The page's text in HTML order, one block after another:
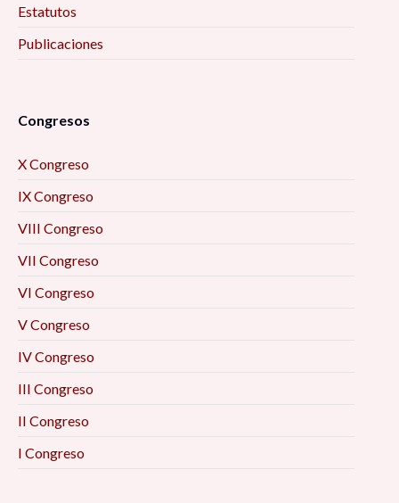
Estatutos
Publicaciones
Congresos
X Congreso
IX Congreso
VIII Congreso
VII Congreso
VI Congreso
V Congreso
IV Congreso
III Congreso
II Congreso
I Congreso